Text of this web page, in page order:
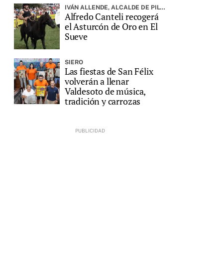
IVÁN ALLENDE, ALCALDE DE PILOÑA, PREGONARÁ LA FIESTA
Alfredo Canteli recogerá
el Asturcón de Oro en El
Sueve
SIERO
Las fiestas de San Félix
volverán a llenar
Valdesoto de música,
tradición y carrozas